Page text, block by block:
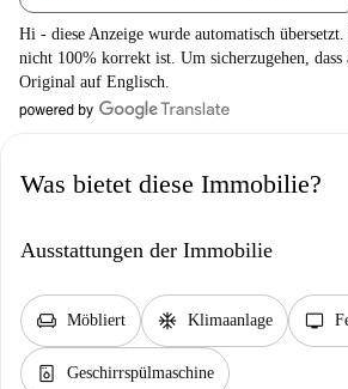
Hi - diese Anzeige wurde automatisch übersetzt.
nicht 100% korrekt ist. Um sicherzugehen,
Original auf Englisch.
Was bietet diese Immobilie?
Ausstattungen der Immobilie
chair Möbliert ac_unit Klimaanlage tv
dishwasher_gen Geschirrspülmaschine